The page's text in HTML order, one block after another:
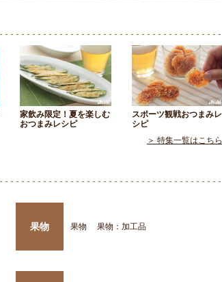
家飲み限定！夏を楽しむ
おつまみレシピ
スポーツ観戦おつまみレ
シピ
＞ 特集一覧はこちら
果物 果物 果物：加工品